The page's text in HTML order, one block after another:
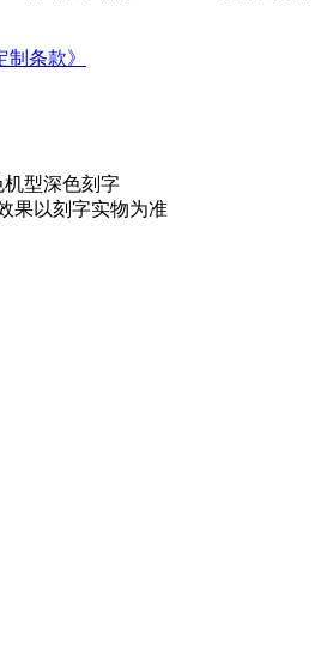
制条款》
型深色刻字
果以刻字实物为准